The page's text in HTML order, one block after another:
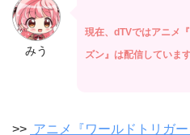
みう
現在、dTVではアニメ
ズン』は配信していま
>> アニメ『ワールドトリガ